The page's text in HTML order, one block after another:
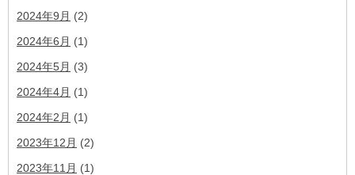
2024年9月 (2)
2024年6月 (1)
2024年5月 (3)
2024年4月 (1)
2024年2月 (1)
2023年12月 (2)
2023年11月 (1)